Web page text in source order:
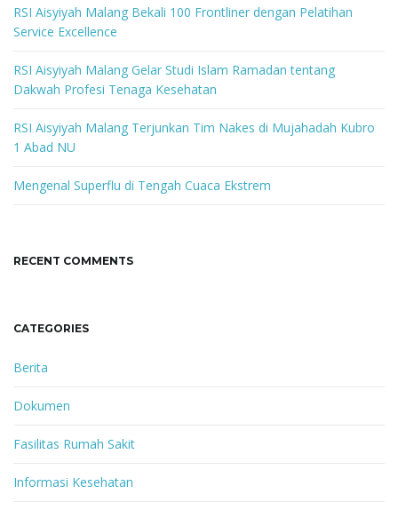
w
o
r
d
RSI Aisyiyah Malang Bekali 100 Frontliner dengan Pelatihan
Service Excellence
RSI Aisyiyah Malang Gelar Studi Islam Ramadan tentang
Dakwah Profesi Tenaga Kesehatan
RSI Aisyiyah Malang Terjunkan Tim Nakes di Mujahadah Kubro
1 Abad NU
Mengenal Superflu di Tengah Cuaca Ekstrem
RECENT COMMENTS
CATEGORIES
Berita
Dokumen
Fasilitas Rumah Sakit
Informasi Kesehatan